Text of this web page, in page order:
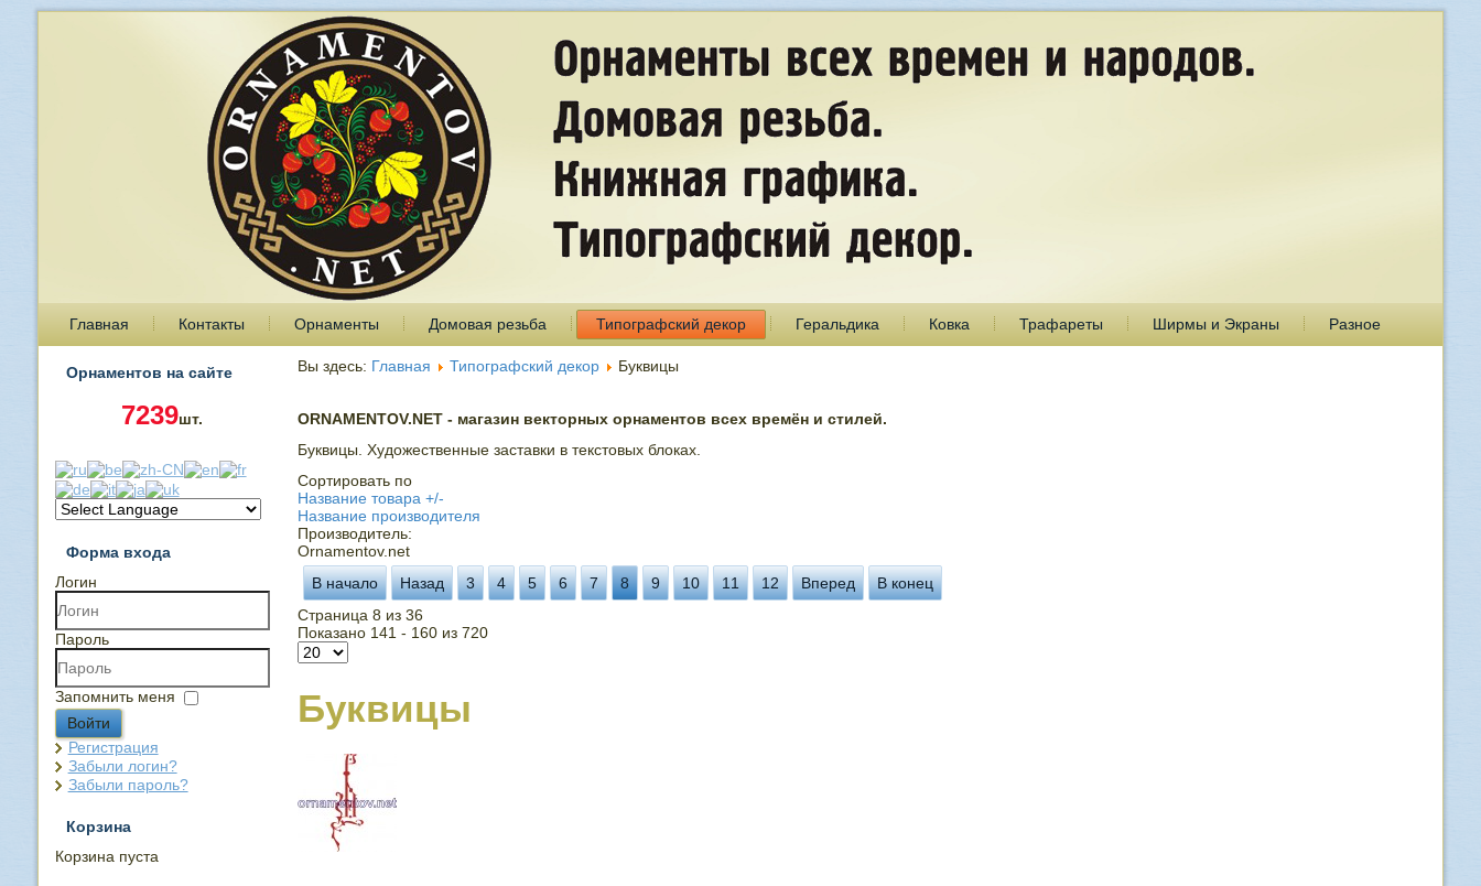
Главная Контакты Орнаменты Домовая резьба Типографский декор Геральдика Ковка Трафареты Ширмы и Экраны Разное
Орнаментов на сайте
7239шт.
Форма входа
Логин
Пароль
Запомнить меня
Войти
Регистрация
Забыли логин?
Забыли пароль?
Корзина
Корзина пуста
Вы здесь: Главная Типографский декор Буквицы
ORNAMENTOV.NET - магазин векторных орнаментов всех времён и стилей.
Буквицы. Художественные заставки в текстовых блоках.
Сортировать по
Название товара +/-
Название производителя
Производитель:
Ornamentov.net
В начало
Назад 3 4 5 6 7 8 9 10 11 12 Вперед
В конец
Страница 8 из 36
Показано 141 - 160 из 720
Буквицы